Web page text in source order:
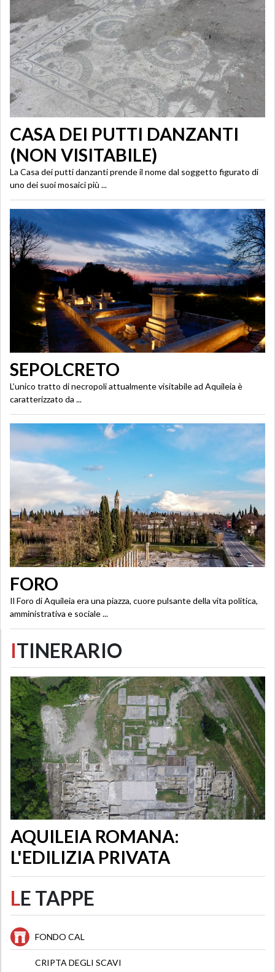
CASA DEI PUTTI DANZANTI
(NON VISITABILE)
La Casa dei putti danzanti prende il nome dal soggetto figurato di
uno dei suoi mosaici più ...
SEPOLCRETO
L’unico tratto di necropoli attualmente visitabile ad Aquileia è
caratterizzato da ...
FORO
Il Foro di Aquileia era una piazza, cuore pulsante della vita politica,
amministrativa e sociale ...
ITINERARIO
AQUILEIA ROMANA:
L'EDILIZIA PRIVATA
LE TAPPE
FONDO CAL
CRIPTA DEGLI SCAVI